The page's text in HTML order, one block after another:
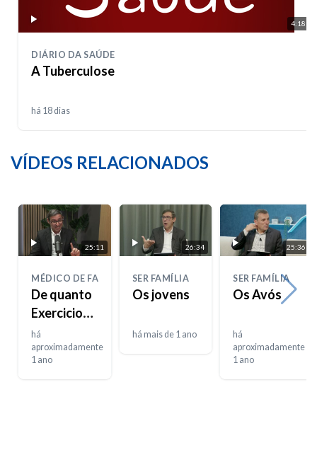
4:18
DIÁRIO DA SAÚDE
A Tuberculose
há 18 dias
VÍDEOS RELACIONADOS
25:11
MÉDICO DE FAMÍLIA
De quanto
Exercicio
Físico
necessito
há
aproximadamente
1 ano
26:34
SER FAMÍLIA
Os jovens
há mais de 1 ano
25:36
SER FAMÍLIA
Os Avós
há
aproximadamente
1 ano